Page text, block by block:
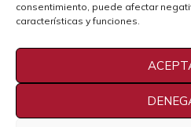
consentimiento, puede afectar
características y funciones.
Sala de Prensa
Privacidad